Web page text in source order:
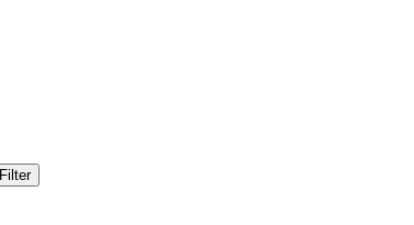
Filter